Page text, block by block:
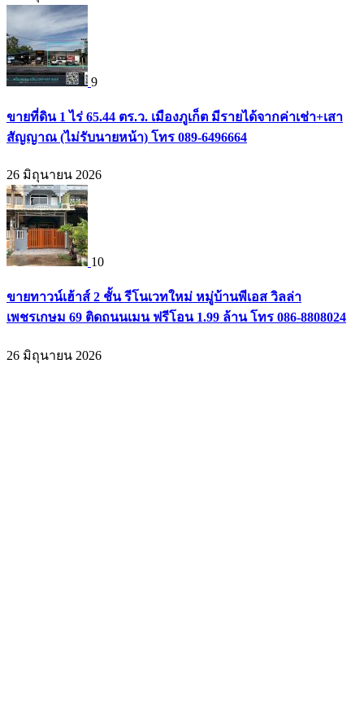
9
ขายที่ดิน 1 ไร่ 65.44 ตร.ว. เมืองภูเก็ต มีรายได้จากค่าเช่า+เสา
สัญญาณ (ไม่รับนายหน้า) โทร 089-6496664
26 มิถุนายน 2026
10
ขายทาวน์เฮ้าส์ 2 ชั้น รีโนเวทใหม่ หมู่บ้านพีเอส วิลล่า
เพชรเกษม 69 ติดถนนเมน ฟรีโอน 1.99 ล้าน โทร 086-8808024
26 มิถุนายน 2026